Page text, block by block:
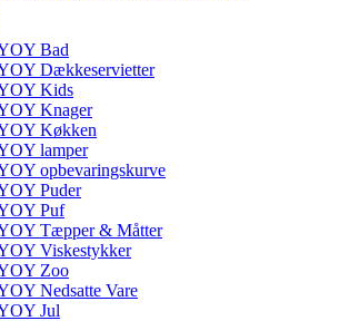
Bad
Dækkeservietter
Kids
Knager
Køkken
lamper
opbevaringskurve
Puder
Puf
Tæpper & Måtter
Viskestykker
Zoo
Nedsatte Vare
Jul